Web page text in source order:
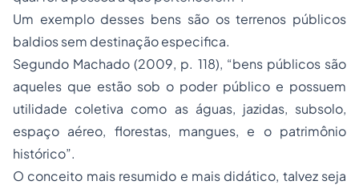
Um exemplo desses bens são os terrenos públicos
baldios sem destinação especifica.
Segundo Machado (2009, p. 118), “bens públicos são
aqueles que estão sob o poder público e possuem
utilidade coletiva como as águas, jazidas, subsolo,
espaço aéreo, florestas, mangues, e o patrimônio
histórico”.
O conceito mais resumido e mais didático, talvez seja